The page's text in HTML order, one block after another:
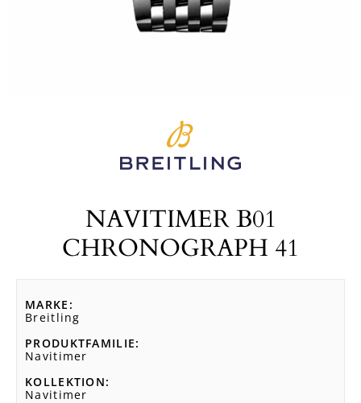
NAVITIMER B01
CHRONOGRAPH 41
MARKE
Breitling
PRODUKTFAMILIE
Navitimer
KOLLEKTION
Navitimer